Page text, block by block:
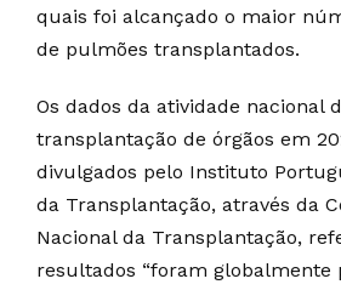
quais foi alcançado o maior
de pulmões transplantados.
Os dados da atividade nacional
transplantação de órgãos em
divulgados pelo Instituto
da Transplantação, através da
Nacional da Transplantação,
resultados “foram globalmente